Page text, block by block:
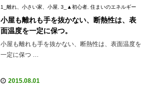
1_離れ、小さい家、小屋 3_▲初心者 住まいのエネルギー
小屋も離れも手を抜かない、断熱性は、表
面温度を一定に保つ。
小屋も離れも手を抜かない、断熱性は、表面温度を
一定に保つ …
2015.08.01